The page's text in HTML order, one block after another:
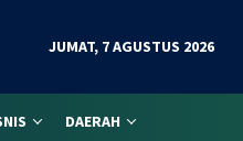
JUMAT, 7 AGUSTUS 2026
DAERAH